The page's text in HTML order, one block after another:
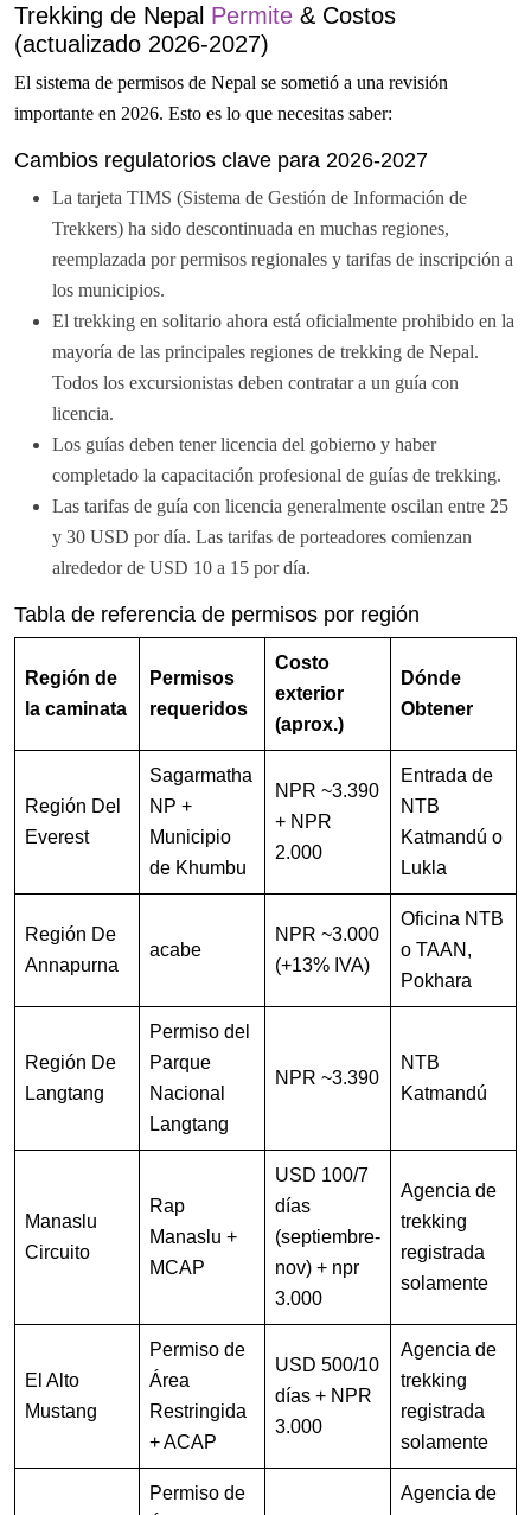
Trekking de Nepal Permite & Costos
(actualizado 2026-2027)
El sistema de permisos de Nepal se sometió a una revisión
importante en 2026. Esto es lo que necesitas saber:
Cambios regulatorios clave para 2026-2027
La tarjeta TIMS (Sistema de Gestión de Información de
Trekkers) ha sido descontinuada en muchas regiones,
reemplazada por permisos regionales y tarifas de inscripción a
los municipios.
El trekking en solitario ahora está oficialmente prohibido en la
mayoría de las principales regiones de trekking de Nepal.
Todos los excursionistas deben contratar a un guía con
licencia.
Los guías deben tener licencia del gobierno y haber
completado la capacitación profesional de guías de trekking.
Las tarifas de guía con licencia generalmente oscilan entre 25
y 30 USD por día. Las tarifas de porteadores comienzan
alrededor de USD 10 a 15 por día.
Tabla de referencia de permisos por región
Región de
la caminata
Permisos
requeridos
Costo
exterior
(aprox.)
Dónde
Obtener
Región Del
Everest
Sagarmatha
NP +
Municipio
de Khumbu
NPR ~3.390
+ NPR
2.000
Entrada de
NTB
Katmandú o
Lukla
Región De
Annapurna
acabe
NPR ~3.000
(+13% IVA)
Oficina NTB
o TAAN,
Pokhara
Región De
Langtang
Permiso del
Parque
Nacional
Langtang
NPR ~3.390
NTB
Katmandú
Manaslu
Circuito
Rap
Manaslu +
MCAP
USD 100/7
días
(septiembre-
nov) + npr
3.000
Agencia de
trekking
registrada
solamente
El Alto
Mustang
Permiso de
Área
Restringida
+ ACAP
USD 500/10
días + NPR
3.000
Agencia de
trekking
registrada
solamente
Permiso de
Agencia de